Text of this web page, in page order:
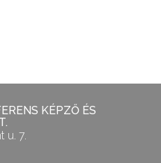
KÉPZŐ ÉS
u. 7.